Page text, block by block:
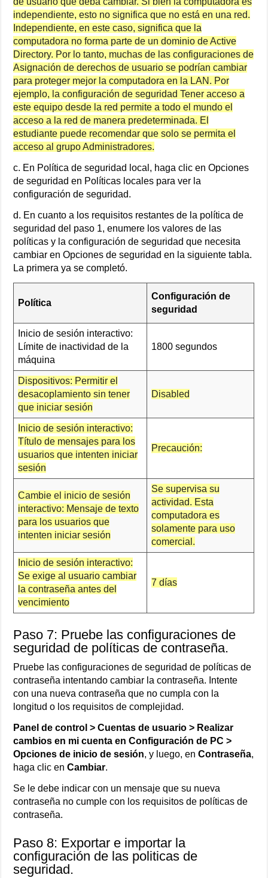
independiente, esto no significa que no está en una red.
Independiente, en este caso, significa que la
computadora no forma parte de un dominio de Active
Directory. Por lo tanto, muchas de las configuraciones de
Asignación de derechos de usuario se podrían cambiar
para proteger mejor la computadora en la LAN. Por
ejemplo, la configuración de seguridad Tener acceso a
este equipo desde la red permite a todo el mundo el
acceso a la red de manera predeterminada. El
estudiante puede recomendar que solo se permita el
acceso al grupo Administradores.
c. En Política de seguridad local, haga clic en Opciones
de seguridad en Políticas locales para ver la
configuración de seguridad.
d. En cuanto a los requisitos restantes de la política de
seguridad del paso 1, enumere los valores de las
políticas y la configuración de seguridad que necesita
cambiar en Opciones de seguridad en la siguiente tabla.
La primera ya se completó.
Política
Configuración de
seguridad
Inicio de sesión interactivo:
Límite de inactividad de la
máquina
1800 segundos
Dispositivos: Permitir el
desacoplamiento sin tener
que iniciar sesión
Disabled
Inicio de sesión interactivo:
Título de mensajes para los
usuarios que intenten iniciar
sesión
Precaución:
Cambie el inicio de sesión
interactivo: Mensaje de texto
para los usuarios que
intenten iniciar sesión
Se supervisa su
actividad. Esta
computadora es
solamente para uso
comercial.
Inicio de sesión interactivo:
Se exige al usuario cambiar
la contraseña antes del
vencimiento
7 días
Paso 7: Pruebe las configuraciones de
seguridad de políticas de contraseña.
Pruebe las configuraciones de seguridad de políticas de
contraseña intentando cambiar la contraseña. Intente
con una nueva contraseña que no cumpla con la
longitud o los requisitos de complejidad.
Panel de control > Cuentas de usuario > Realizar
cambios en mi cuenta en Configuración de PC >
Opciones de inicio de sesión, y luego, enContraseña,
haga clic enCambiar.
Se le debe indicar con un mensaje que su nueva
contraseña no cumple con los requisitos de políticas de
contraseña.
Paso 8: Exportar e importar la
configuración de las politicas de
seguridad.